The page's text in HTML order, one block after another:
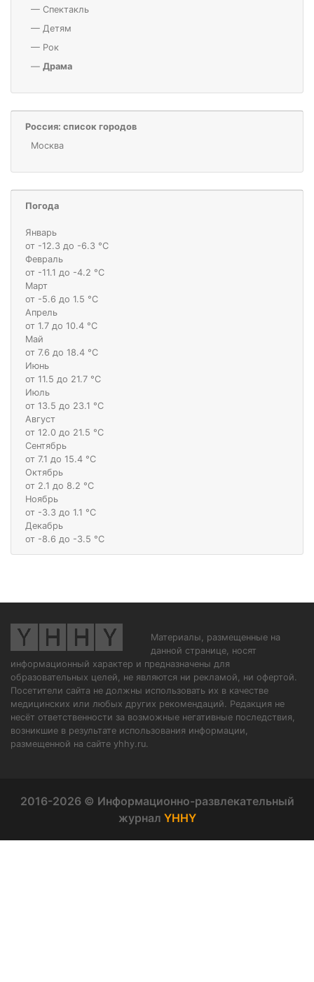
— Спектакль
— Детям
— Рок
— Драма
Россия: список городов
Москва
Погода
Январь
от -12.3 до -6.3 °С
Февраль
от -11.1 до -4.2 °С
Март
от -5.6 до 1.5 °С
Апрель
от 1.7 до 10.4 °С
Май
от 7.6 до 18.4 °С
Июнь
от 11.5 до 21.7 °С
Июль
от 13.5 до 23.1 °С
Август
от 12.0 до 21.5 °С
Сентябрь
от 7.1 до 15.4 °С
Октябрь
от 2.1 до 8.2 °С
Ноябрь
от -3.3 до 1.1 °С
Декабрь
от -8.6 до -3.5 °С
Материалы, размещенные на
данной странице, носят
информационный характер и предназначены для
образовательных целей, не являются ни рекламой, ни офертой.
Посетители сайта не должны использовать их в качестве
медицинских или любых других рекомендаций. Редакция не
несёт ответственности за возможные негативные последствия,
возникшие в результате использования информации,
размещенной на сайте yhhy.ru.
2016-2026 © Информационно-развлекательный
журнал YHHY